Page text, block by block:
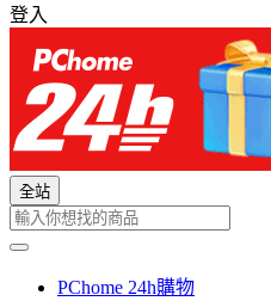
登入
全站
PChome 24h購物